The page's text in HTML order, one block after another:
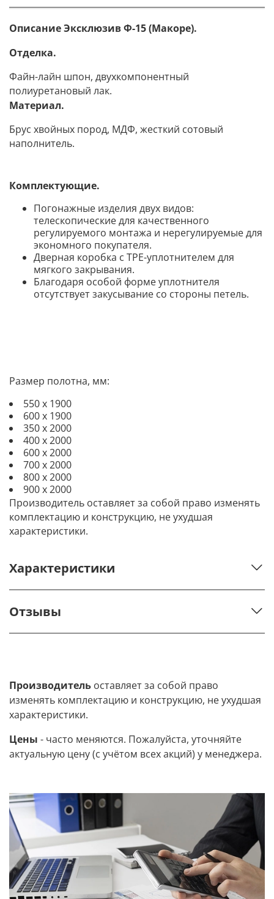
Описание Эксклюзив Ф-15 (Макоре).
Отделка.
Файн-лайн шпон, двухкомпонентный
полиуретановый лак.
Материал.
Брус хвойных пород, МДФ, жесткий сотовый
наполнитель.
Комплектующие.
Погонажные изделия двух видов:
телескопические для качественного
регулируемого монтажа и нерегулируемые для
экономного покупателя.
Дверная коробка с TPE-уплотнителем для
мягкого закрывания.
Благодаря особой форме уплотнителя
отсутствует закусывание со стороны петель.
Размер полотна, мм:
550 х 1900
600 х 1900
350 х 2000
400 х 2000
600 х 2000
700 х 2000
800 х 2000
900 х 2000
Производитель оставляет за собой право изменять
комплектацию и конструкцию, не ухудшая
характеристики.
Характеристики
Отзывы
Производитель оставляет за собой право
изменять комплектацию и конструкцию, не ухудшая
характеристики.
Цены - часто меняются. Пожалуйста, уточняйте
актуальную цену (с учётом всех акций) у менеджера.